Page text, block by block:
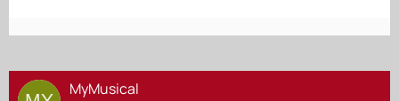
MyMusical